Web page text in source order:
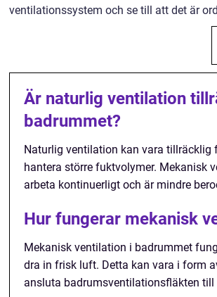
ventilationssystem och se till att det är
Är naturlig ventilation
badrummet?
Naturlig ventilation kan vara
hantera större fuktvolymer. Mekanisk
arbeta kontinuerligt och är mindre
Hur fungerar mekanisk
Mekanisk ventilation i badrummet
dra in frisk luft. Detta kan vara i form
ansluta badrumsventilationsfläkten